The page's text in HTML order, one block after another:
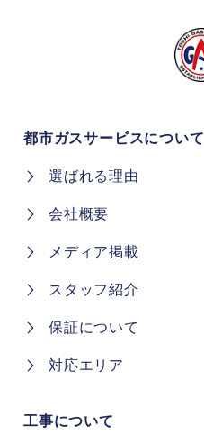
対応エリア
都市ガスサービスについて
選ばれる理由
会社概要
メディア掲載
スタッフ紹介
保証について
工事について